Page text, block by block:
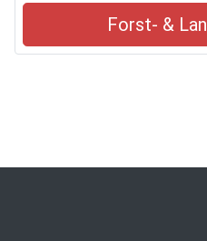
Forst- &